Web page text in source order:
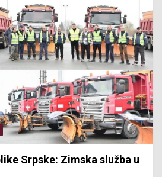
Srpske: Zimska služba u